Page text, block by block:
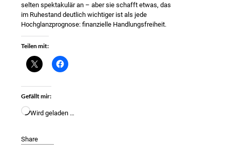
selten spektakulär an – aber sie schafft etwas, das
im Ruhestand deutlich wichtiger ist als jede
Hochglanzprognose: finanzielle Handlungsfreiheit.
Teilen mit:
Gefällt mir:
Wird geladen …
Share